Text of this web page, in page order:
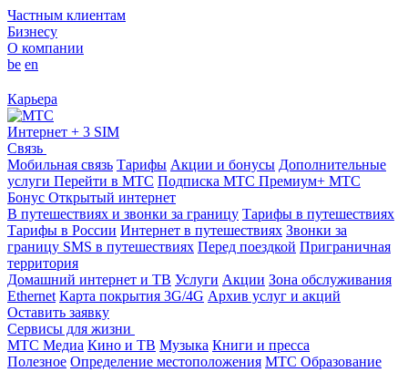
Частным клиентам
Бизнесу
О компании
be en
Карьера
Интернет + 3 SIM
Связь
Мобильная связь Тарифы Акции и бонусы Дополнительные
услуги Перейти в МТС Подписка МТС Премиум+ МТС
Бонус Открытый интернет
В путешествиях и звонки за границу Тарифы в путешествиях
Тарифы в России Интернет в путешествиях Звонки за
границу SMS в путешествиях Перед поездкой Приграничная
территория
Домашний интернет и ТВ Услуги Акции Зона обслуживания
Ethernet Карта покрытия 3G/4G Архив услуг и акций
Оставить заявку
Сервисы для жизни
МТС Медиа Кино и ТВ Музыка Книги и пресса
Полезное Определение местоположения МТС Образование